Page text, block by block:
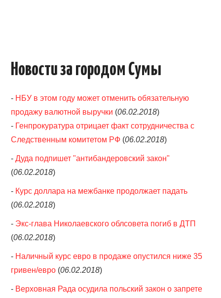
Новости за городом Сумы
- НБУ в этом году может отменить обязательную
продажу валютной выручки (06.02.2018)
- Генпрокуратура отрицает факт сотрудничества с
Следственным комитетом РФ (06.02.2018)
-Дуда подпишет "антибандеровский закон"
(06.02.2018)
- Курс доллара на межбанке продолжает падать
(06.02.2018)
- Экс-глава Николаевского облсовета погиб в ДТП
(06.02.2018)
- Наличный курс евро в продаже опустился ниже 35
гривен/евро (06.02.2018)
- Верховная Рада осудила польский закон о запрете